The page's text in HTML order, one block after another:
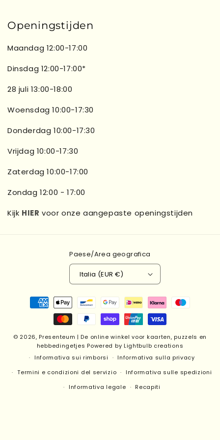
Openingstijden
Maandag 12:00-17:00
Dinsdag 12:00-17:00*
28 juli 13:00-18:00
Woensdag 10:00-17:30
Donderdag 10:00-17:30
Vrijdag 10:00-17:30
Zaterdag 10:00-17:00
Zondag 12:00 - 17:00
Kijk HIER voor onze aangepaste openingstijden
Paese/Area geografica
Italia (EUR €)
Metodi
pagamento
© 2026, Presenteum | De online winkel voor kaarten, puzzels en
hebbedingetjes Powered by Lightbulb creations
Informativa sui rimborsi
Informativa sulla privacy
Termini e condizioni del servizio
Informativa sulle spedizioni
Informativa legale
Recapiti